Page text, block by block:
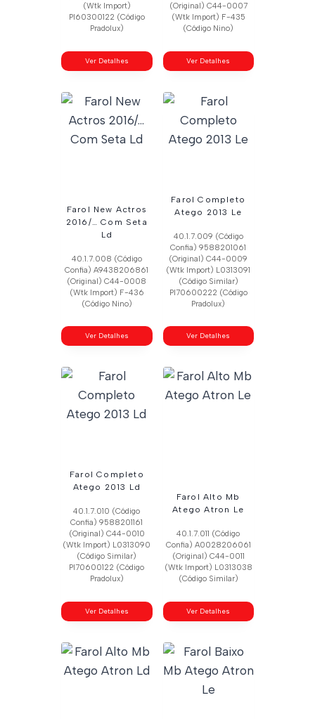
(Wtk Import)
Pl60300122 (Código
Pradolux)
Ver Detalhes
(Original) C44-0007
(Wtk Import) F-435
(Código Nino)
Ver Detalhes
Farol New Actros
2016/… Com Seta
Ld
40.1.7.008 (Código
Confia) A9438206861
(Original) C44-0008
(Wtk Import) F-436
(Código Nino)
Ver Detalhes
Farol Completo
Atego 2013 Le
40.1.7.009 (Código
Confia) 9588201061
(Original) C44-0009
(Wtk Import) L0313091
(Código Similar)
Pl70600222 (Código
Pradolux)
Ver Detalhes
Farol Completo
Atego 2013 Ld
40.1.7.010 (Código
Confia) 9588201161
(Original) C44-0010
(Wtk Import) L0313090
(Código Similar)
Pl70600122 (Código
Pradolux)
Ver Detalhes
Farol Alto Mb
Atego Atron Le
40.1.7.011 (Código
Confia) A0028206061
(Original) C44-0011
(Wtk Import) L0313038
(Código Similar)
Ver Detalhes